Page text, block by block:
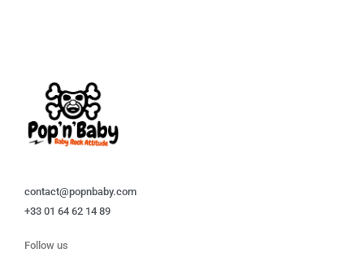
contact@popnbaby.com
+33 01 64 62 14 89
Follow us